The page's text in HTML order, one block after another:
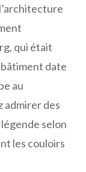
qui était
date
au
admirer des
selon
les couloirs